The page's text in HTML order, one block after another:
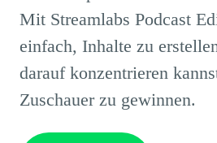
Mit Streamlabs Podcast
einfach, Inhalte zu
darauf konzentrieren
Zuschauer zu gewinnen.